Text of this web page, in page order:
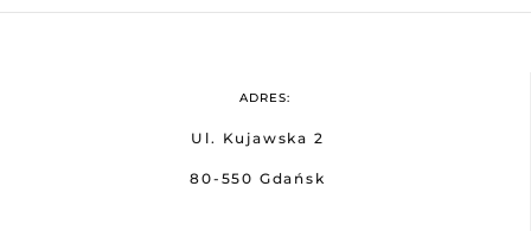
ADRES:
Ul. Kujawska 2
80-550 Gdańsk